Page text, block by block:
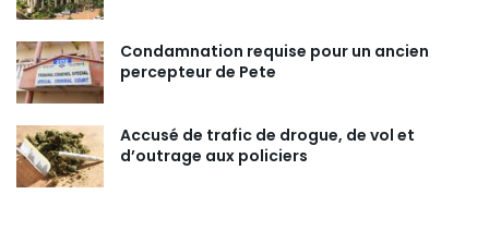
Condamnation requise pour un ancien
percepteur de Pete
Accusé de trafic de drogue, de vol et
d’outrage aux policiers